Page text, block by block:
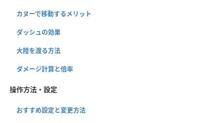
カヌーで移動するメリット
ダッシュの効果
大陸を渡る方法
ダメージ計算と倍率
操作方法・設定
おすすめ設定と変更方法